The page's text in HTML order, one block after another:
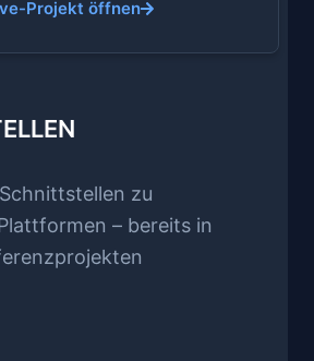
Projekt öffnen
zu
– bereits in